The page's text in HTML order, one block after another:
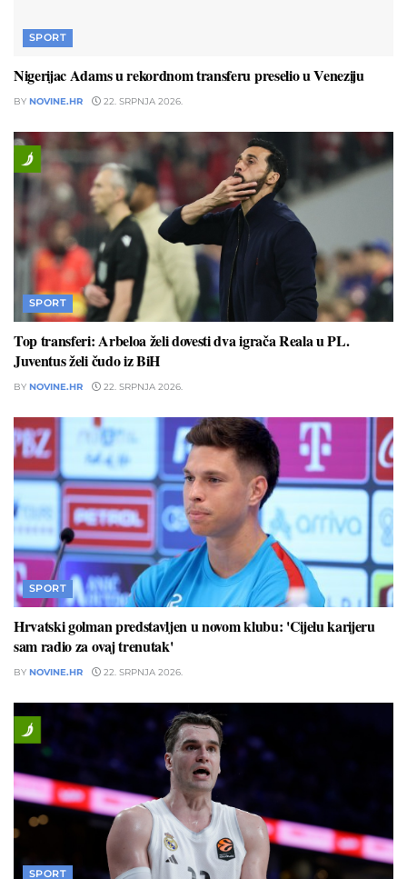
SPORT
Nigerijac Adams u rekordnom transferu preselio u Veneziju
BY NOVINE.HR 22. SRPNJA 2026.
SPORT
Top transferi: Arbeloa želi dovesti dva igrača Reala u PL.
Juventus želi čudo iz BiH
BY NOVINE.HR 22. SRPNJA 2026.
SPORT
Hrvatski golman predstavljen u novom klubu: 'Cijelu karijeru
sam radio za ovaj trenutak'
BY NOVINE.HR 22. SRPNJA 2026.
SPORT